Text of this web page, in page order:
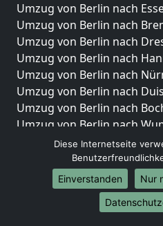
Umzug von Berlin nach
Umzug von Berlin nach
Umzug von Berlin nach
Umzug von Berlin nach
Umzug von Berlin nach
Umzug von Berlin nach
Umzug von Berlin nach
Umzug von Berlin nach
Umzug von Berlin nach
Umzug von Berlin nach
Umzug von Berlin nach
Internationale-
Diese Internetseite
Einverstanden
Nur